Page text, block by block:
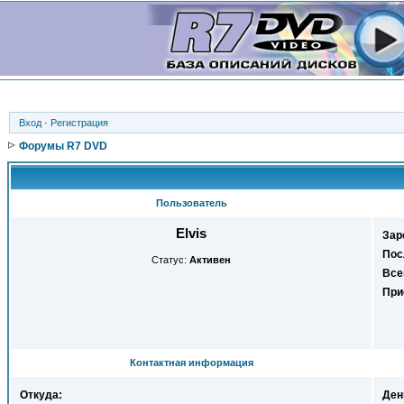
Вход · Регистрация
Форумы R7 DVD
Пользователь
Elvis
Статус: Активен
Контактная информация
Откуда: